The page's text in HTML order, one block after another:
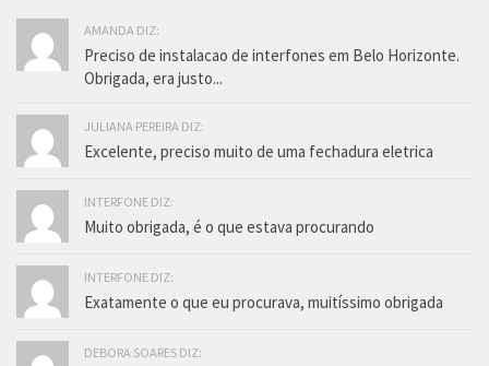
AMANDA DIZ:
Preciso de instalacao de interfones em Belo Horizonte.
Obrigada, era justo...
JULIANA PEREIRA DIZ:
Excelente, preciso muito de uma fechadura eletrica
INTERFONE DIZ:
Muito obrigada, é o que estava procurando
INTERFONE DIZ:
Exatamente o que eu procurava, muitíssimo obrigada
DEBORA SOARES DIZ: